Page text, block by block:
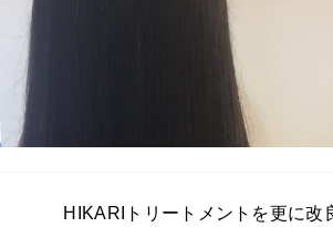
HIKARIトリートメントを更に改